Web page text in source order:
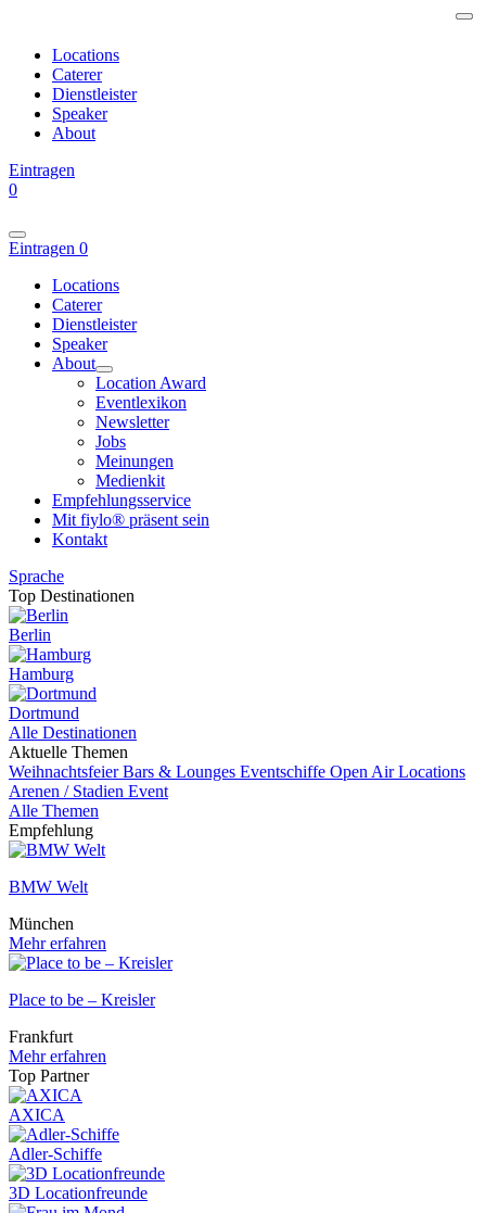
Locations
Caterer
Dienstleister
Speaker
About
Eintragen
0
Eintragen 0
Locations
Caterer
Dienstleister
Speaker
About
Location Award
Eventlexikon
Newsletter
Jobs
Meinungen
Medienkit
Empfehlungsservice
Mit fiylo® präsent sein
Kontakt
Sprache
Top Destinationen
Berlin
Hamburg
Dortmund
Alle Destinationen
Aktuelle Themen
WeihnachtsfeierBars & Lounges Eventschiffe Open Air Locations
Arenen / Stadien Event
Alle Themen
Empfehlung
BMW Welt
München
Mehr erfahren
Place to be – Kreisler
Frankfurt
Mehr erfahren
Top Partner
AXICA
Adler-Schiffe
3D Locationfreunde